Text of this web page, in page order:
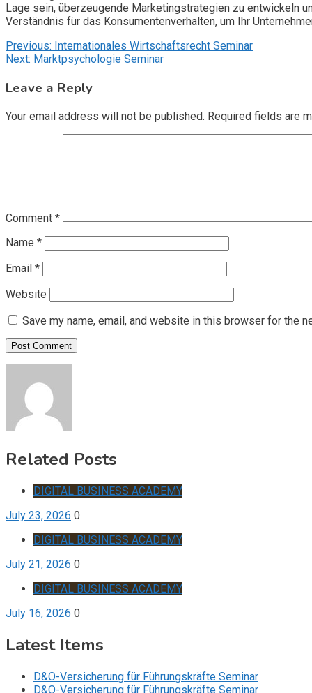
Lage sein, überzeugende Marketingstrategien zu entwickeln
Verständnis für das Konsumentenverhalten, um Ihr
Post
navigation
Previous: Internationales Wirtschaftsrecht Seminar
Next: Marktpsychologie Seminar
Leave a Reply
Your email address will not be published. Required fields are
Comment *
Name *
Email *
Website
Save my name, email, and website in this browser for the
Related Posts
DIGITAL BUSINESS ACADEMY
July 23, 2026 0
DIGITAL BUSINESS ACADEMY
July 21, 2026 0
DIGITAL BUSINESS ACADEMY
July 16, 2026 0
Latest Items
D&O-Versicherung für Führungskräfte Seminar
D&O-Versicherung für Führungskräfte Seminar